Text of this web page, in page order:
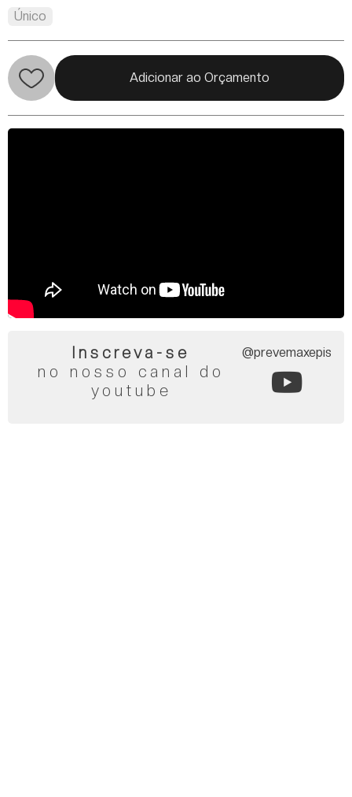
Único
Adicionar ao Orçamento
Inscreva-se
no nosso canal do
youtube
@prevemaxepis